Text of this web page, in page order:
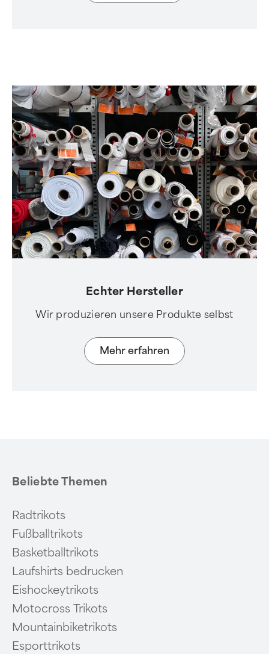
Echter Hersteller
Wir produzieren unsere Produkte selbst
Mehr erfahren
Beliebte Themen
Radtrikots
Fußballtrikots
Basketballtrikots
Laufshirts bedrucken
Eishockeytrikots
Motocross Trikots
Mountainbiketrikots
Esporttrikots